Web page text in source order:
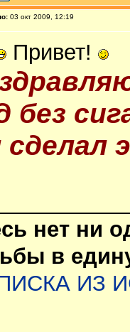
03 окт 2009, 12:19
Привет!
без
сделал
нет ни
в
ИЗ